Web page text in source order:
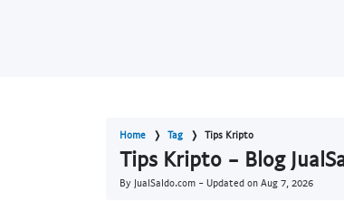
Home Tag Tips Kripto
Tips Kripto - Blog
By JualSaldo.com - Updated on Aug 7, 2026